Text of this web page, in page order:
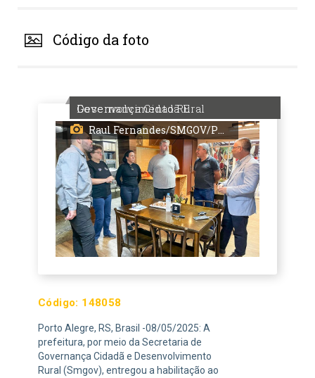
Código da foto
Governança Cidadã E Desenvolvimento Rural
Raul Fernandes/SMGOV/PMPA
Código: 148058
Porto Alegre, RS, Brasil -08/05/2025: A
prefeitura, por meio da Secretaria de
Governança Cidadã e Desenvolvimento
Rural (Smgov), entregou a habilitação ao